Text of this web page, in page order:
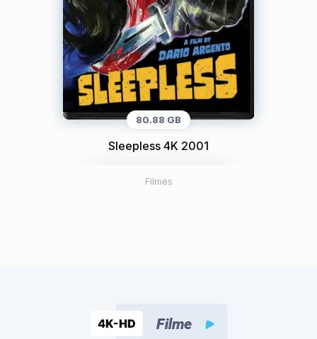
80.88 GB
Sleepless 4K 2001
Filmes